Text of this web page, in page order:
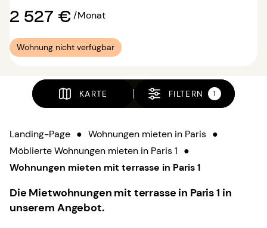
2 527 €/Monat
Wohnung nicht verfügbar
KARTE FILTERN 1
Landing-Page ● Wohnungen mieten in Paris ●
Möblierte Wohnungen mieten in Paris 1 ●
Wohnungen mieten mit terrasse in Paris 1
Die Mietwohnungen mit terrasse in Paris 1 in
unserem Angebot.